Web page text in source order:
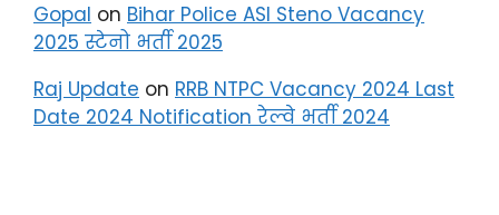
Gopal on Bihar Police ASI Steno Vacancy
2025 स्टेनो भर्ती 2025
Raj Update on RRB NTPC Vacancy 2024 Last
Date 2024 Notification रेल्वे भर्ती 2024